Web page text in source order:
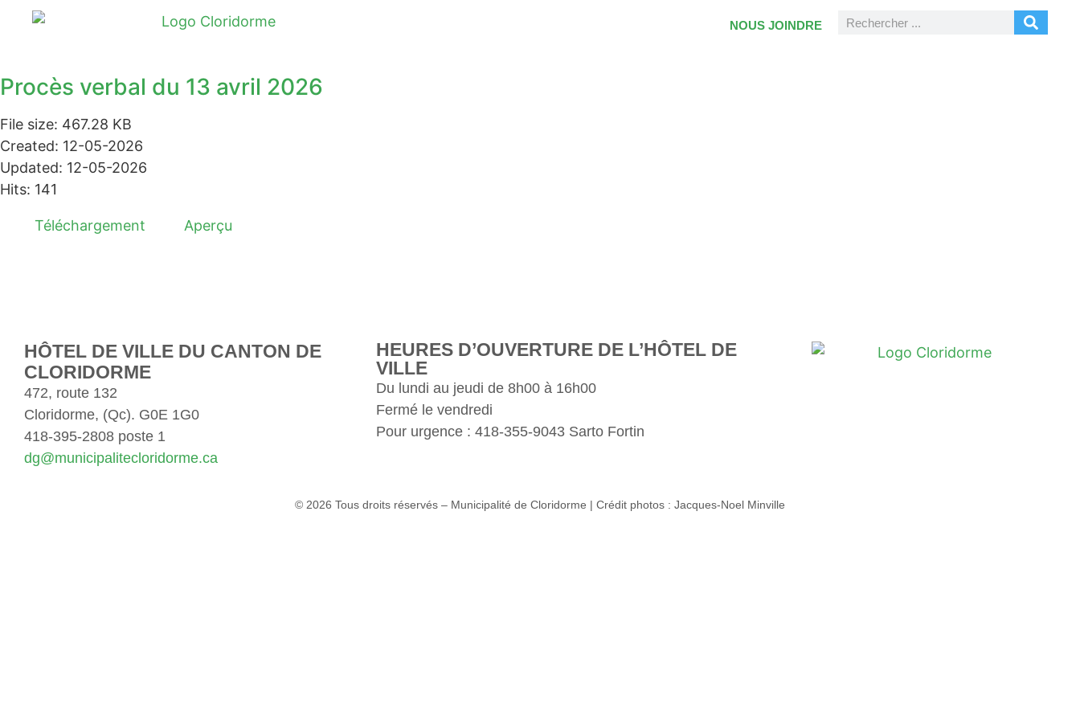
NOUS JOINDRE
Procès verbal du 13 avril 2026
File size: 467.28 KB
Created: 12-05-2026
Updated: 12-05-2026
Hits: 141
Téléchargement Aperçu
HÔTEL DE VILLE DU CANTON DE
CLORIDORME
472, route 132
Cloridorme, (Qc). G0E 1G0
418-395-2808 poste 1
dg@municipalitecloridorme.ca
HEURES D’OUVERTURE DE L’HÔTEL DE
VILLE
Du lundi au jeudi de 8h00 à 16h00
Fermé le vendredi
Pour urgence : 418-355-9043 Sarto Fortin
© 2026 Tous droits réservés – Municipalité de Cloridorme | Crédit photos : Jacques-Noel Minville